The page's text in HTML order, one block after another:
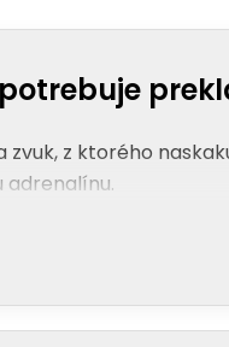
z ktorého
adrenalínu.